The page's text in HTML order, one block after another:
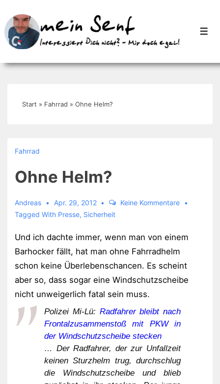
Zum
Inhalt
Start » Fahrrad » Ohne Helm?
Fahrrad
Ohne Helm?
Andreas Apr. 29, 2012
Keine Kommentare
Tagged With Presse, Sicherheit
Und ich dachte immer, wenn man von einem
Barhocker fällt, hat man ohne Fahrradhelm
schon keine Überlebenschancen. Es scheint
aber so, dass sogar eine Windschutzscheibe
nicht unweigerlich fatal sein muss.
Polizei Mi-Lü: Radfahrer bleibt nach
Frontalzusammenstoß mit PKW in
der Windschutzscheibe stecken
… Der Radfahrer, der zur Unfallzeit
keinen Sturzhelm trug, durchschlug
die Windschutzscheibe und blieb